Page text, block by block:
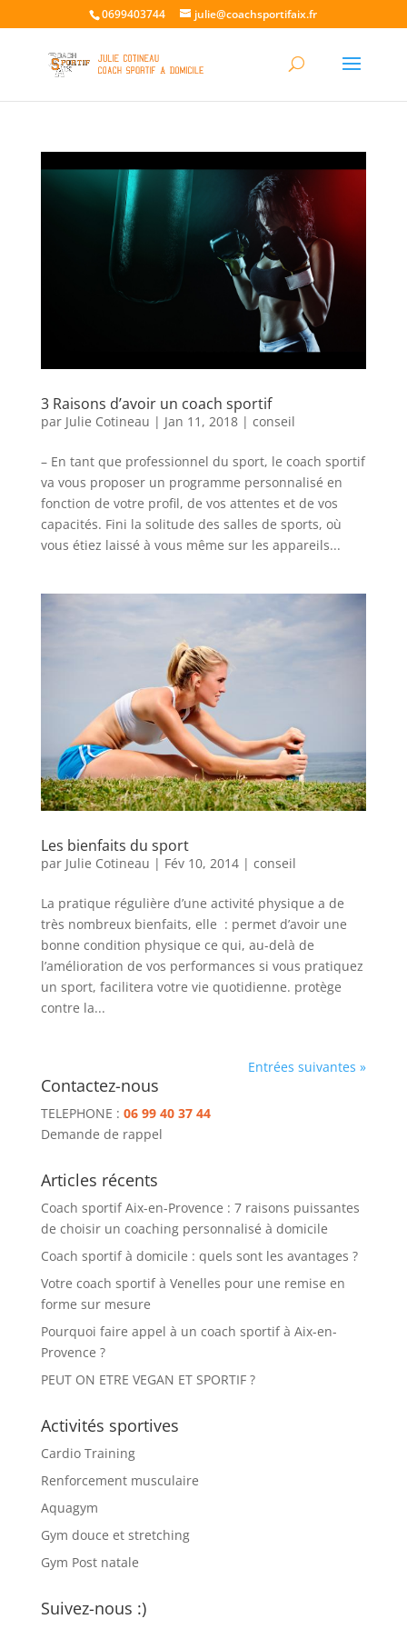
0699403744 julie@coachsportifaix.fr
3 Raisons d’avoir un coach sportif
par Julie Cotineau | Jan 11, 2018| conseil
– En tant que professionnel du sport, le coach sportif
va vous proposer un programme personnalisé en
fonction de votre profil, de vos attentes et de vos
capacités. Fini la solitude des salles de sports, où
vous étiez laissé à vous même sur les appareils...
Les bienfaits du sport
par Julie Cotineau | Fév 10, 2014| conseil
La pratique régulière d’une activité physique a de
très nombreux bienfaits, elle : permet d’avoir une
bonne condition physique ce qui, au-delà de
l’amélioration de vos performances si vous pratiquez
un sport, facilitera votre vie quotidienne. protège
contre la...
Entrées suivantes »
Contactez-nous
TELEPHONE : 06 99 40 37 44
Demande de rappel
Articles récents
Coach sportif Aix-en-Provence : 7 raisons puissantes
de choisir un coaching personnalisé à domicile
Coach sportif à domicile : quels sont les avantages ?
Votre coach sportif à Venelles pour une remise en
forme sur mesure
Pourquoi faire appel à un coach sportif à Aix-en-
Provence ?
PEUT ON ETRE VEGAN ET SPORTIF ?
Activités sportives
Cardio Training
Renforcement musculaire
Aquagym
Gym douce et stretching
Gym Post natale
Suivez-nous :)